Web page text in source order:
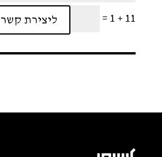
11 + 1
= ליצירת קשר